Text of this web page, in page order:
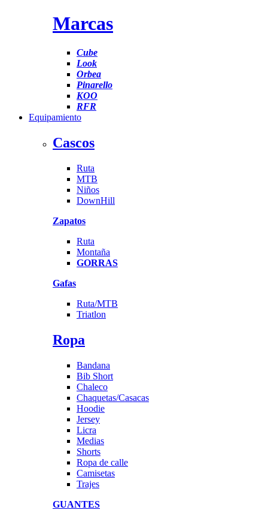
Marcas
Cube
Look
Orbea
Pinarello
KOO
RFR
Equipamiento
Cascos
Ruta
MTB
Niños
DownHill
Zapatos
Ruta
Montaña
GORRAS
Gafas
Ruta/MTB
Triatlon
Ropa
Bandana
Bib Short
Chaleco
Chaquetas/Casacas
Hoodie
Jersey
Licra
Medias
Shorts
Ropa de calle
Camisetas
Trajes
GUANTES